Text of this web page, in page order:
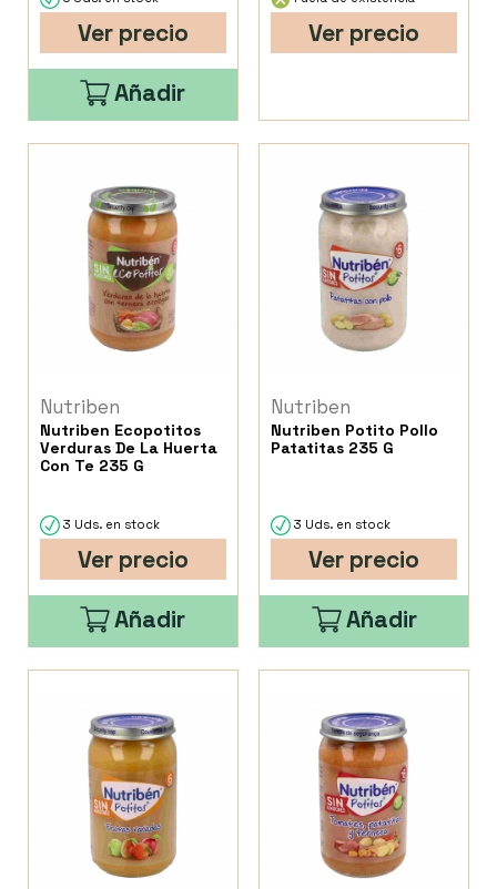
Ver precio
Añadir
Ver precio
Nutriben
Nutriben Ecopotitos
Verduras De La Huerta
Con Te 235 G
3 Uds. en stock
Ver precio
Añadir
Nutriben
Nutriben Potito Pollo
Patatitas 235 G
3 Uds. en stock
Ver precio
Añadir